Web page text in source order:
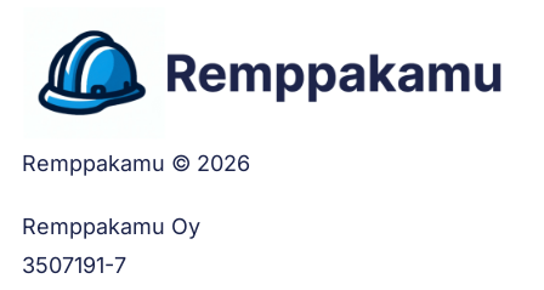
Remppakamu © 2026
Remppakamu Oy
3507191-7